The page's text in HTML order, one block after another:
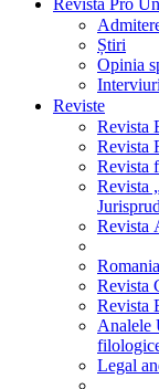
Revista Pro
Știri
Opinia
Interviuri
Reviste
Revista
Revista
Revista
Revista
Revista
Revista
Revista
Analele
Legal